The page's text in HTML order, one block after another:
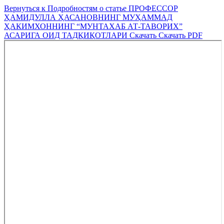
Вернуться к Подробностям о статье ПРОФЕССОР
ҲАМИДУЛЛА ҲАСАНОВНИНГ МУҲАММАД
ҲАКИМХОННИНГ “МУНТАХАБ АТ-ТАВОРИХ”
АСАРИГА ОИД ТАДҚИҚОТЛАРИ Скачать Скачать PDF